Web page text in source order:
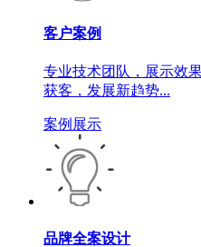
客户案例
专业技术团队，展示效
获客，发展新趋势...
案例展示
品牌全案设计